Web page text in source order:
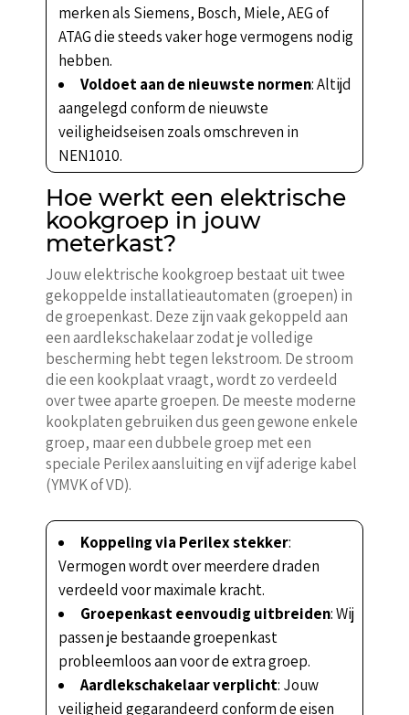
merken als Siemens, Bosch, Miele, AEG of
ATAG die steeds vaker hoge vermogens nodig
hebben.
Voldoet aan de nieuwste normen: Altijd
aangelegd conform de nieuwste
veiligheidseisen zoals omschreven in
NEN1010.
Hoe werkt een elektrische
kookgroep in jouw
meterkast?
Jouw elektrische kookgroep bestaat uit twee
gekoppelde installatieautomaten (groepen) in
de groepenkast. Deze zijn vaak gekoppeld aan
een aardlekschakelaar zodat je volledige
bescherming hebt tegen lekstroom. De stroom
die een kookplaat vraagt, wordt zo verdeeld
over twee aparte groepen. De meeste moderne
kookplaten gebruiken dus geen gewone enkele
groep, maar een dubbele groep met een
speciale Perilex aansluiting en vijf aderige kabel
(YMVK of VD).
Koppeling via Perilex stekker:
Vermogen wordt over meerdere draden
verdeeld voor maximale kracht.
Groepenkast eenvoudig uitbreiden: Wij
passen je bestaande groepenkast
probleemloos aan voor de extra groep.
Aardlekschakelaar verplicht: Jouw
veiligheid gegarandeerd conform de eisen